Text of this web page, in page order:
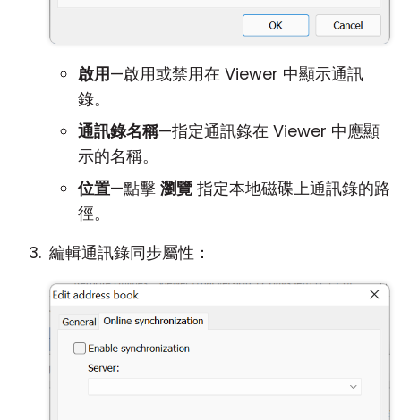
啟用—啟用或禁用在 Viewer 中顯示通訊
錄。
通訊錄名稱—指定通訊錄在 Viewer 中應顯
示的名稱。
位置—點擊 瀏覽 指定本地磁碟上通訊錄的路
徑。
編輯通訊錄同步屬性：